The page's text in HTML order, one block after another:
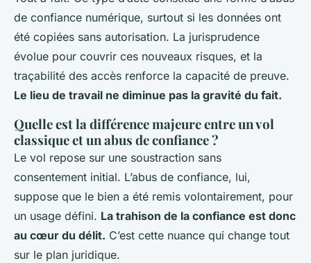
de confiance numérique, surtout si les données ont
été copiées sans autorisation. La jurisprudence
évolue pour couvrir ces nouveaux risques, et la
traçabilité des accès renforce la capacité de preuve.
Le lieu de travail ne diminue pas la gravité du fait.
Quelle est la différence majeure entre un vol
classique et un abus de confiance ?
Le vol repose sur une soustraction sans
consentement initial. L’abus de confiance, lui,
suppose que le bien a été remis volontairement, pour
un usage défini. La trahison de la confiance est donc
au cœur du délit. C’est cette nuance qui change tout
sur le plan juridique.